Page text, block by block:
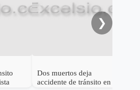
Dos muertos deja
accidente de tránsito en
❯